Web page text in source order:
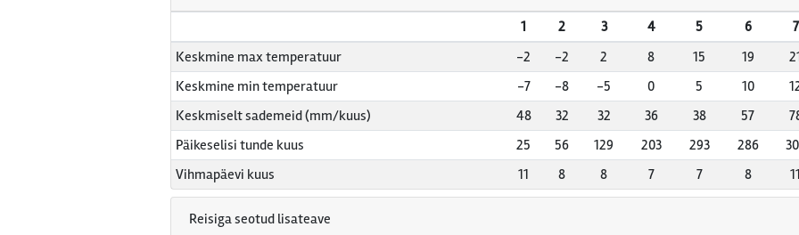
1 2 3 4 5 6
7
Keskmine max temperatuur
-2 -2 2 8 15 19
Keskmine min temperatuur
-7 -8 -5 0 5 10
Keskmiselt sademeid (mm/kuus)
48 32 32 36 38 57
Päikeselisi tunde kuus
25 56 129 203 293 286
Vihmapäevi kuus
11 8 8 7 7 8
Reisiga seotud lisateave